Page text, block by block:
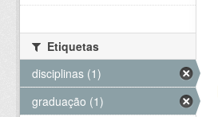
Etiquetas
disciplinas (1)
graduação (1)